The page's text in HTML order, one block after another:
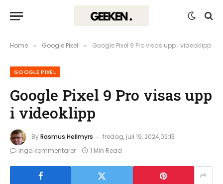
Home » Google Pixel » Google Pixel 9 Pro visas upp i videoklipp
GOOGLE PIXEL
Google Pixel 9 Pro visas upp
i videoklipp
ByRasmus Hellmyrs
fredag, juli 19, 2024,02:13
Inga kommentarer
1 Min Read